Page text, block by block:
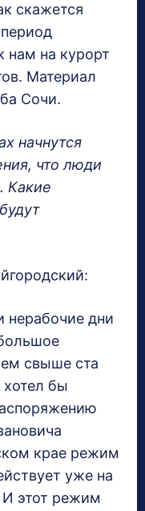
скажется
период
нам на курорт
Материал
Сочи.
начнутся
что люди
Какие
нерабочие дни
свыше ста
бы
крае режим
уже на
И этот режим